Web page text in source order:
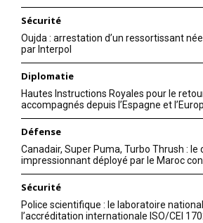
Sécurité
Oujda : arrestation d’un ressortissant
par Interpol
Diplomatie
Hautes Instructions Royales pour le
accompagnés depuis l’Espagne et
Défense
Canadair, Super Puma, Turbo Thrush :
impressionnant déployé par le Maroc
Sécurité
Police scientifique : le laboratoire
l’accréditation internationale ISO/CEI